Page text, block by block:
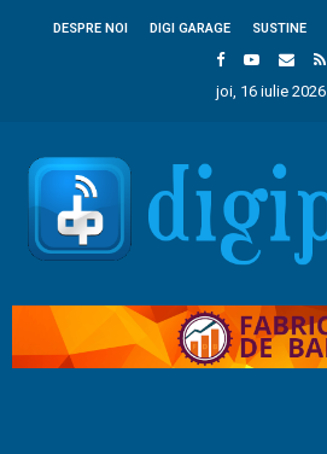
DESPRE NOI DIGI GARAGE SUSTINE
joi, 16 iulie 2026